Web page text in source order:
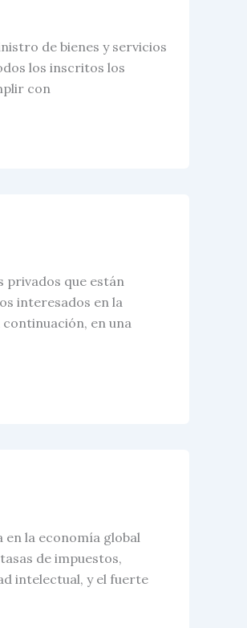
de bienes y servicios
los inscritos los
con
privados que están
interesados en la
en una
en la economía global
de impuestos,
intelectual, y el fuerte